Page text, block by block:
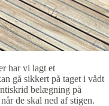
har vi lagt et
gå sikkert på taget i vådt
belægning på
de skal ned af stigen.